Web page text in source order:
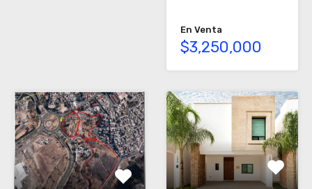
En Venta
$3,250,000